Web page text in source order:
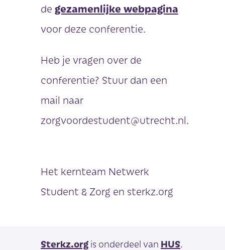
de gezamenlijke webpagina
voor deze conferentie.
Heb je vragen over de
conferentie? Stuur dan een
mail naar
zorgvoordestudent@utrecht.nl.
Het kernteam Netwerk
Student & Zorg en sterkz.org
Sterkz.orgis onderdeel van HUS.